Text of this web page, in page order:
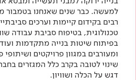
למעשה. כבר שנים שאנחנו בטמבור
רבים בקידום קיימות וערכים
טכנולוגית, בטיפוח סביבת עבודה
בפיתוח שיטות בנייה מתקדמות ועוד.
ומעורבים במגוון פרויקטים
שינוי לטובה בקרב כלל המגזרים
דגש על הכלה ושוויון.